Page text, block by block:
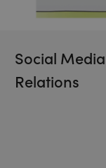
Social Media
Relations